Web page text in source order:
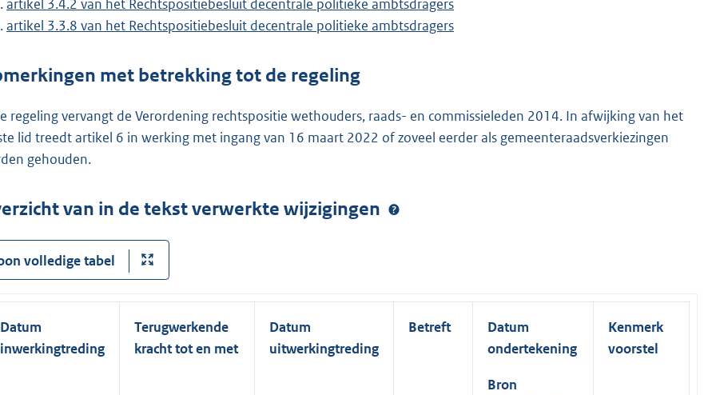
artikel 3.4.2 van het Rechtspositiebesluit decentrale politieke ambtsdragers
artikel 3.3.8 van het Rechtspositiebesluit decentrale politieke ambtsdragers
met betrekking tot de regeling
regeling vervangt de Verordening rechtspositie wethouders, raads- en commissieleden 2014. In afwijking van het
lid treedt artikel 6 in werking met ingang van 16 maart 2022 of zoveel eerder als gemeenteraadsverkiezingen
gehouden.
van in de tekst verwerkte wijzigingen
volledige tabel
Datum
inwerkingtreding
Terugwerkende
kracht tot en met
Datum
uitwerkingtreding
Betreft
Datum
ondertekening
Bron
Kenmerk
voorstel